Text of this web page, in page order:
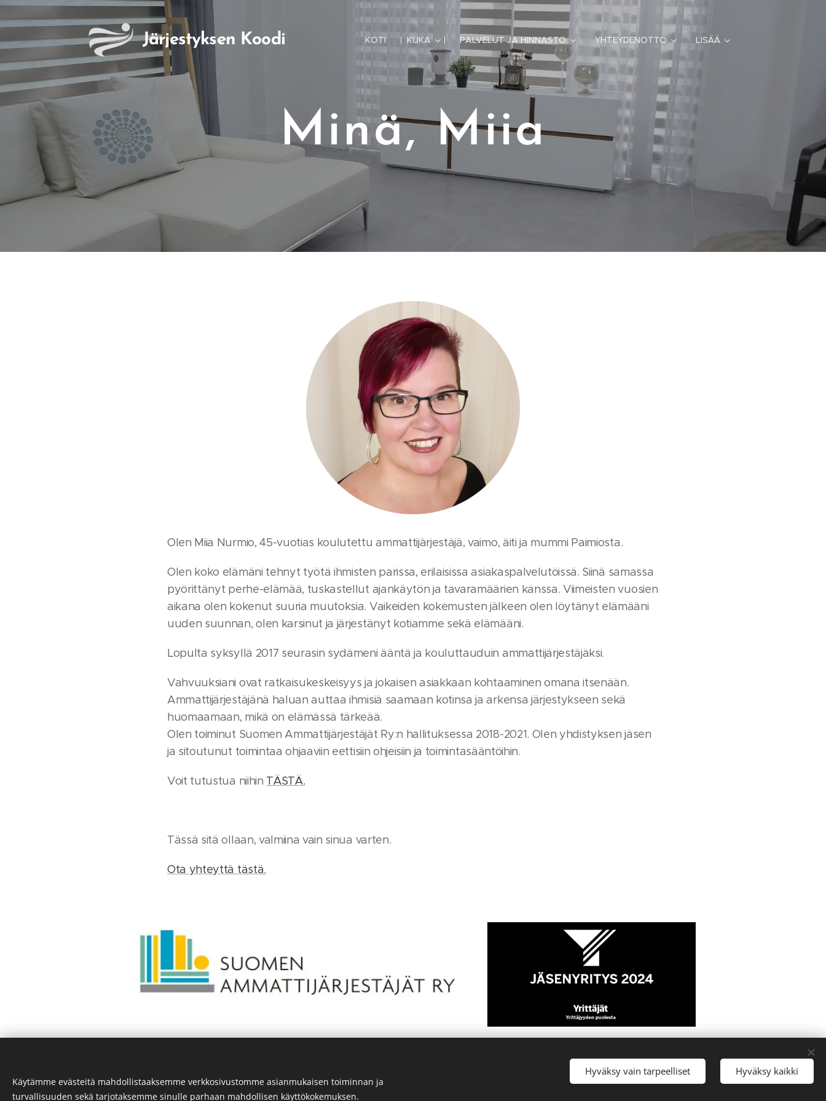
Järjestyksen Koodi KOTI KUKA PALVELUT JA HINNASTO YHTEYDENOTTO LISÄÄ
Minä, Miia
Olen Miia Nurmio, 45-vuotias koulutettu ammattijärjestäjä, vaimo, äiti ja mummi Paimiosta.
Olen koko elämäni tehnyt työtä ihmisten parissa, erilaisissa asiakaspalvelutöissä. Siinä samassa
pyörittänyt perhe-elämää, tuskastellut ajankäytön ja tavaramäärien kanssa. Viimeisten vuosien
aikana olen kokenut suuria muutoksia. Vaikeiden kokemusten jälkeen olen löytänyt elämääni
uuden suunnan, olen karsinut ja järjestänyt kotiamme sekä elämääni.
Lopulta syksyllä 2017 seurasin sydämeni ääntä ja kouluttauduin ammattijärjestäjäksi.
Vahvuuksiani ovat ratkaisukeskeisyys ja jokaisen asiakkaan kohtaaminen omana itsenään.
Ammattijärjestäjänä haluan auttaa ihmisiä saamaan kotinsa ja arkensa järjestykseen sekä
huomaamaan, mikä on elämässä tärkeää.
Olen toiminut Suomen Ammattijärjestäjät Ry:n hallituksessa 2018-2021. Olen yhdistyksen jäsen
ja sitoutunut toimintaa ohjaaviin eettisiin ohjeisiin ja toimintasääntöihin.
Voit tutustua niihin TÄSTÄ.
Tässä sitä ollaan, valmiina vain sinua varten.
Ota yhteyttä tästä.
Käytämme evästeitä mahdollistaaksemme verkkosivustomme asianmukaisen toiminnan ja
turvallisuuden sekä tarjotaksemme sinulle parhaan mahdollisen käyttökokemuksen.
Hyväksy vain tarpeelliset Hyväksy kaikki